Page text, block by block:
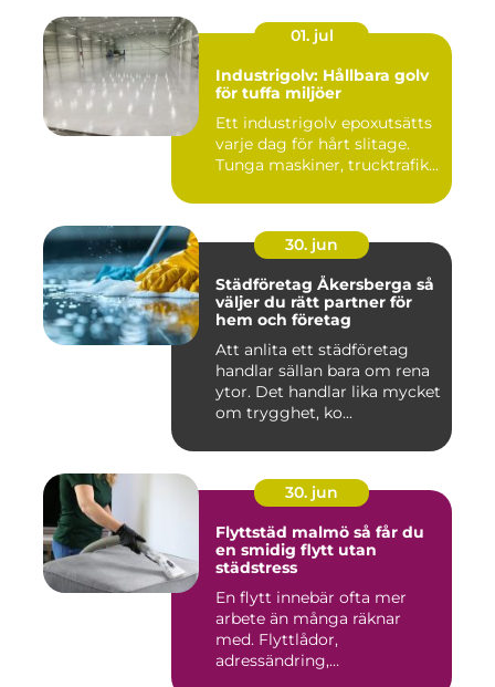
01. jul
Industrigolv: Hållbara golv
för tuffa miljöer
Ett industrigolv epoxutsätts
varje dag för hårt slitage.
Tunga maskiner, trucktrafik...
30. jun
Städföretag Åkersberga så
väljer du rätt partner för
hem och företag
Att anlita ett städföretag
handlar sällan bara om rena
ytor. Det handlar lika mycket
om trygghet, ko...
30. jun
Flyttstäd malmö så får du
en smidig flytt utan
städstress
En flytt innebär ofta mer
arbete än många räknar
med. Flyttlådor,
adressändring,